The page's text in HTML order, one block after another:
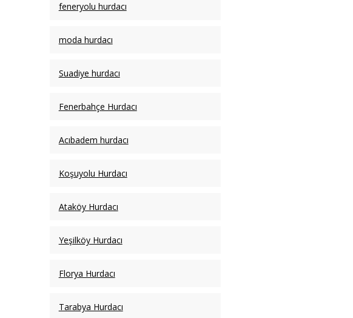
feneryolu hurdacı
moda hurdacı
Suadiye hurdacı
Fenerbahçe Hurdacı
Acıbadem hurdacı
Koşuyolu Hurdacı
Ataköy Hurdacı
Yeşilköy Hurdacı
Florya Hurdacı
Tarabya Hurdacı